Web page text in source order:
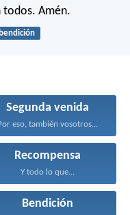
todos. Amén.
bendición
Segunda venida
eso, también vosotros...
Recompensa
Y todo lo que...
Bendición